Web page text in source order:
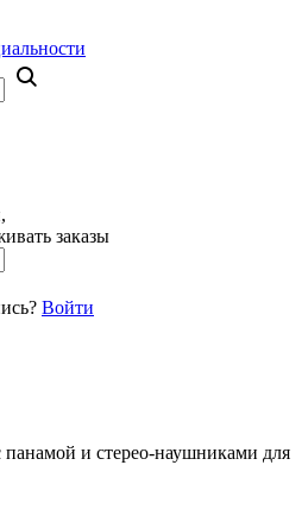
заказы
Войти
панамой и стерео-наушниками для